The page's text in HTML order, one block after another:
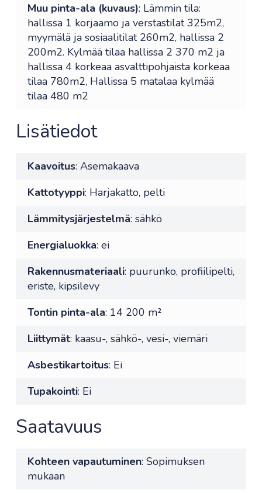
Muu pinta-ala (kuvaus): Lämmin tila:
hallissa 1 korjaamo ja verstastilat 325m2,
myymälä ja sosiaalitilat 260m2, hallissa 2
200m2. Kylmää tilaa hallissa 2 370 m2 ja
hallissa 4 korkeaa asvalttipohjaista korkeaa
tilaa 780m2, Hallissa 5 matalaa kylmää
tilaa 480 m2
Lisätiedot
Kaavoitus: Asemakaava
Kattotyyppi: Harjakatto, pelti
Lämmitysjärjestelmä: sähkö
Energialuokka: ei
Rakennusmateriaali: puurunko, profiilipelti,
eriste, kipsilevy
Tontin pinta-ala: 14 200 m²
Liittymät: kaasu-, sähkö-, vesi-, viemäri
Asbestikartoitus: Ei
Tupakointi: Ei
Saatavuus
Kohteen vapautuminen: Sopimuksen
mukaan